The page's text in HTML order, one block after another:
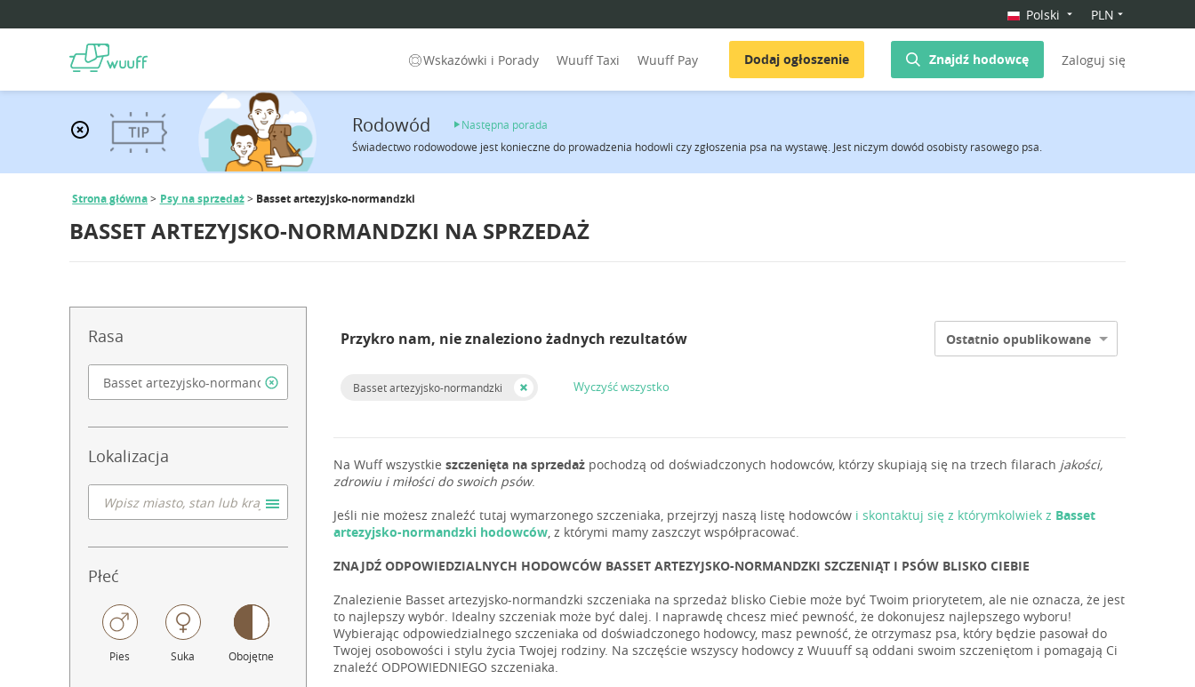
Polski PLN
Wskazówki i Porady Wuuff Taxi Wuuff Pay Dodaj ogłoszenie Znajdź hodowcę Zaloguj się
Rodowód
Następna porada
Świadectwo rodowodowe jest konieczne do prowadzenia hodowli czy zgłoszenia psa na wystawę. Jest niczym dowód osobisty rasowego psa.
Strona główna Psy na sprzedaż Basset artezyjsko-normandzki
BASSET ARTEZYJSKO-NORMANDZKI NA SPRZEDAŻ
Rasa
Lokalizacja
Płeć
Pies Suka Obojętne
Przykro nam, nie znaleziono żadnych rezultatów Ostatnio opublikowane
Basset artezyjsko-normandzki Wyczyść wszystko
Na Wuff wszystkie szczenięta na sprzedaż pochodzą od doświadczonych hodowców, którzy skupiają się na trzech filarach jakości,
zdrowiu i miłości do swoich psów.
Jeśli nie możesz znaleźć tutaj wymarzonego szczeniaka, przejrzyj naszą listę hodowców i skontaktuj się z którymkolwiek z Basset
artezyjsko-normandzki hodowców, z którymi mamy zaszczyt współpracować.
ZNAJDŹ ODPOWIEDZIALNYCH HODOWCÓW BASSET ARTEZYJSKO-NORMANDZKI SZCZENIĄT I PSÓW BLISKO CIEBIE
Znalezienie Basset artezyjsko-normandzki szczeniaka na sprzedaż blisko Ciebie może być Twoim priorytetem, ale nie oznacza, że jest
to najlepszy wybór. Idealny szczeniak może być dalej. I naprawdę chcesz mieć pewność, że dokonujesz najlepszego wyboru!
Wybierając odpowiedzialnego szczeniaka od doświadczonego hodowcy, masz pewność, że otrzymasz psa, który będzie pasował do
Twojej osobowości i stylu życia Twojej rodziny. Na szczęście wszyscy hodowcy z Wuuuff są oddani swoim szczeniętom i pomagają Ci
znaleźć ODPOWIEDNIEGO szczeniaka.